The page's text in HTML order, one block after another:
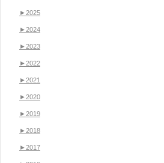
►2025
►2024
►2023
►2022
►2021
►2020
►2019
►2018
►2017